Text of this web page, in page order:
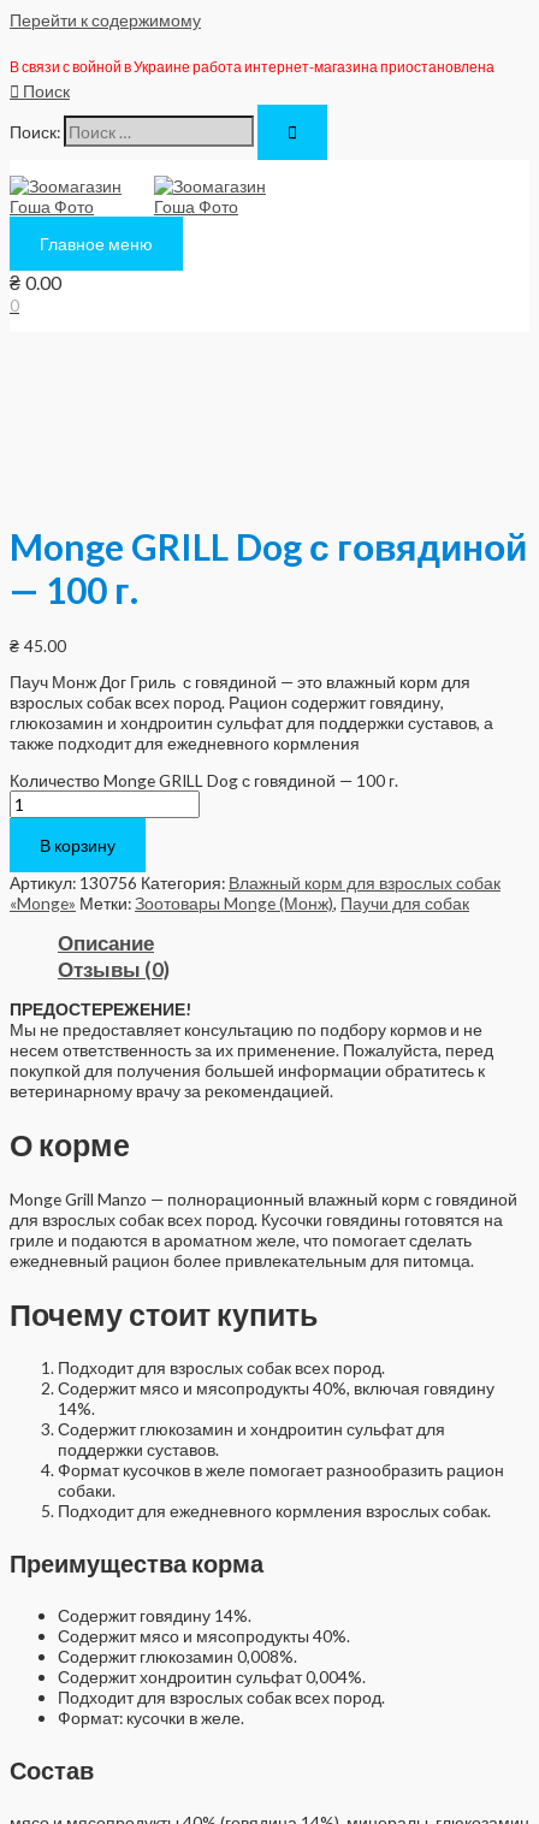
Перейти к содержимому
В связи с войной в Украине работа интернет-магазина приостановлена
Поиск
Поиск:
Главное меню
₴ 0.00
0
Monge GRILL Dog с говядиной
— 100 г.
₴ 45.00
Пауч Монж Дог Гриль с говядиной — это влажный корм для
взрослых собак всех пород. Рацион содержит говядину,
глюкозамин и хондроитин сульфат для поддержки суставов, а
также подходит для ежедневного кормления
Количество Monge GRILL Dog с говядиной — 100 г.
В корзину
Артикул: 130756 Категория: Влажный корм для взрослых собак
«Monge» Метки:Зоотовары Monge (Монж), Паучи для собак
Описание
Отзывы (0)
ПРЕДОСТЕРЕЖЕНИЕ!
Мы не предоставляет консультацию по подбору кормов и не
несем ответственность за их применение. Пожалуйста, перед
покупкой для получения большей информации обратитесь к
ветеринарному врачу за рекомендацией.
О корме
Monge Grill Manzo — полнорационный влажный корм с говядиной
для взрослых собак всех пород. Кусочки говядины готовятся на
гриле и подаются в ароматном желе, что помогает сделать
ежедневный рацион более привлекательным для питомца.
Почему стоит купить
Подходит для взрослых собак всех пород.
Содержит мясо и мясопродукты 40%, включая говядину
14%.
Содержит глюкозамин и хондроитин сульфат для
поддержки суставов.
Формат кусочков в желе помогает разнообразить рацион
собаки.
Подходит для ежедневного кормления взрослых собак.
Преимущества корма
Содержит говядину 14%.
Содержит мясо и мясопродукты 40%.
Содержит глюкозамин 0,008%.
Содержит хондроитин сульфат 0,004%.
Подходит для взрослых собак всех пород.
Формат: кусочки в желе.
Состав